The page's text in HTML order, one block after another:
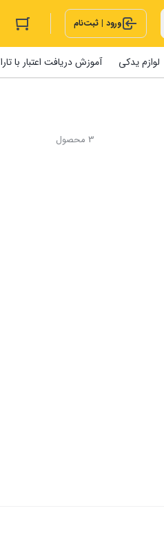
ورود | ثبت‌نام
لوازم یدکی آموزش دریافت اعتبار با تارا
3 محصول